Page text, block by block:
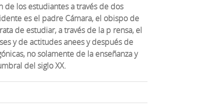
de los estudiantes a través de dos
es el padre Cámara, el obispo de
de estudiar, a través de la p rensa, el
y de actitudes anees y después de
no solamente de la enseñanza y
del siglo XX.